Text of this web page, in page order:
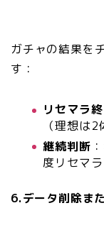
ガチャの結果を
す：
リセマラ
（理想は2
継続判断
度リセマラ
6.データ削除ま